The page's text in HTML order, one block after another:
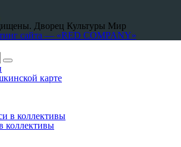
Дворец Культуры Мир
сайта — «RED COMPANY»
карте
в коллективы
коллективы